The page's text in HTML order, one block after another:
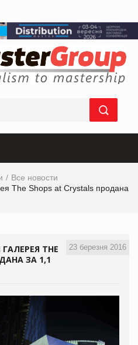
Все новости
The Shops at Crystals продана
23 березня 2016
THE
ЗА 1,1